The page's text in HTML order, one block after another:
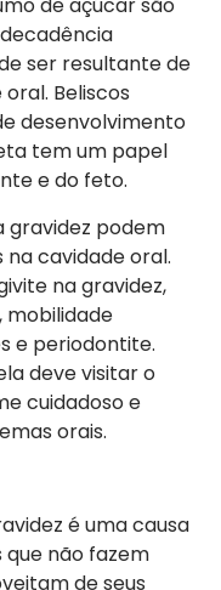
de açúcar são
ser resultante de
Beliscos
desenvolvimento
tem um papel
e do feto.
gravidez podem
cavidade oral.
na gravidez,
mobilidade
e periodontite.
deve visitar o
cuidadoso e
orais.
é uma causa
não fazem
de seus